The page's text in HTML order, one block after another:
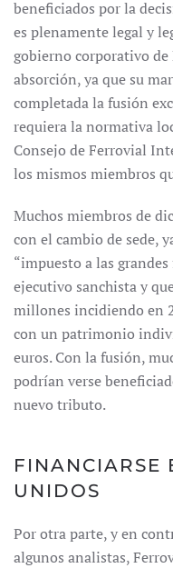
beneficiados por la
es plenamente legal y
gobierno corporativo
absorción, ya que su
completada la fusión
requiera la normativa
Consejo de Ferrovial
los mismos miembros
Muchos miembros de
con el cambio de sede,
“impuesto a las
ejecutivo sanchista y
millones incidiendo en
con un patrimonio
euros. Con la fusión,
podrían verse
nuevo tributo.
FINANCIARSE
UNIDOS
Por otra parte, y en
algunos analistas,